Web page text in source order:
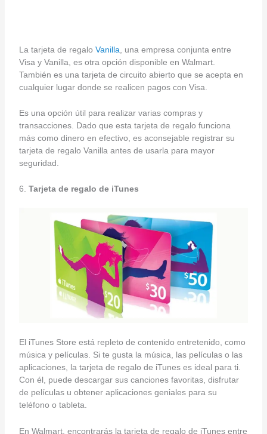
La tarjeta de regalo Vanilla , una empresa conjunta entre
Visa y Vanilla, es otra opción disponible en Walmart.
También es una tarjeta de circuito abierto que se acepta en
cualquier lugar donde se realicen pagos con Visa.
Es una opción útil para realizar varias compras y
transacciones. Dado que esta tarjeta de regalo funciona
más como dinero en efectivo, es aconsejable registrar su
tarjeta de regalo Vanilla antes de usarla para mayor
seguridad.
6. Tarjeta de regalo de iTunes
El iTunes Store está repleto de contenido entretenido, como
música y películas. Si te gusta la música, las películas o las
aplicaciones, la tarjeta de regalo de iTunes es ideal para ti.
Con él, puede descargar sus canciones favoritas, disfrutar
de películas u obtener aplicaciones geniales para su
teléfono o tableta.
En Walmart, encontrarás la tarjeta de regalo de iTunes entre